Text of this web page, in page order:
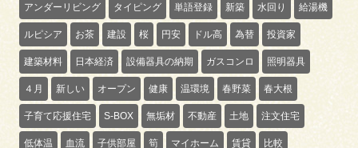
アンダーリビング タイピング 単語登録 新築 水回り 給湯機
ルピシア お茶 建設 桜 円安 ドル高 為替 投資家
建築材料 日本経済 設備器具の納期 ガスコンロ 照明器具
４月 新しい オープン 健康 温環境 春野菜 春大根
子育て応援住宅 S-BOX 無垢材 不動産 土地 注文住宅
低体温 血流 子供部屋 筍 マイホーム 賃貸 比較